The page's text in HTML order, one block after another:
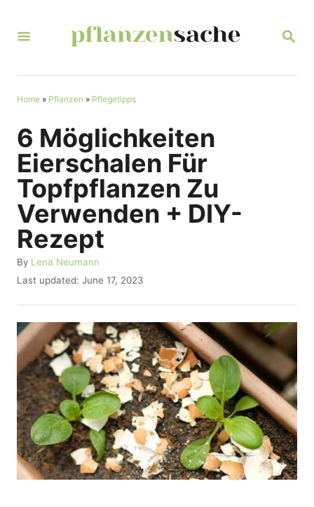
S
R
Home » Pflanzen » Pflegetipps
6 Möglichkeiten
Eierschalen Für
Topfpflanzen Zu
Verwenden + DIY-
Rezept
By A
u
h
o
r
Lena Neumann
P
s
t
e
d
o
Last updated: June 17, 2023